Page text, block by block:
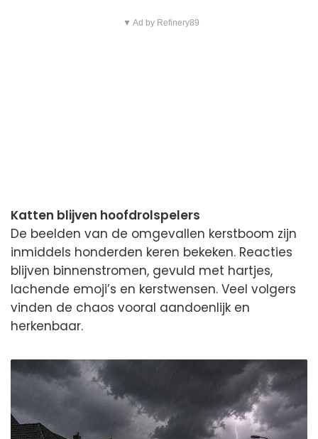
▼ Ad by Refinery89
Katten blijven hoofdrolspelers
De beelden van de omgevallen kerstboom zijn
inmiddels honderden keren bekeken. Reacties
blijven binnenstromen, gevuld met hartjes,
lachende emoji’s en kerstwensen. Veel volgers
vinden de chaos vooral aandoenlijk en
herkenbaar.